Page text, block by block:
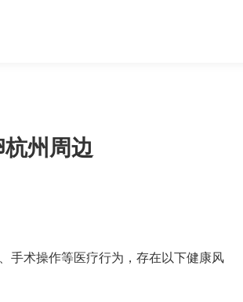
州周边
手术操作等医疗行为，存在以下健康风